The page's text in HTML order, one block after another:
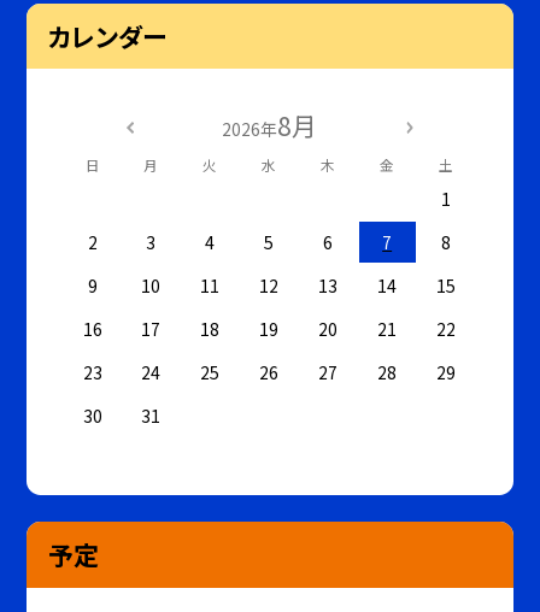
カレンダー
2026年8月
日 月 火 水 木 金 土
1
2
3 4 5 6 7
8
9
10 11 12 13 14
15
16
17 18 19 20 21
22
23
24 25 26 27 28
29
30
31
予定